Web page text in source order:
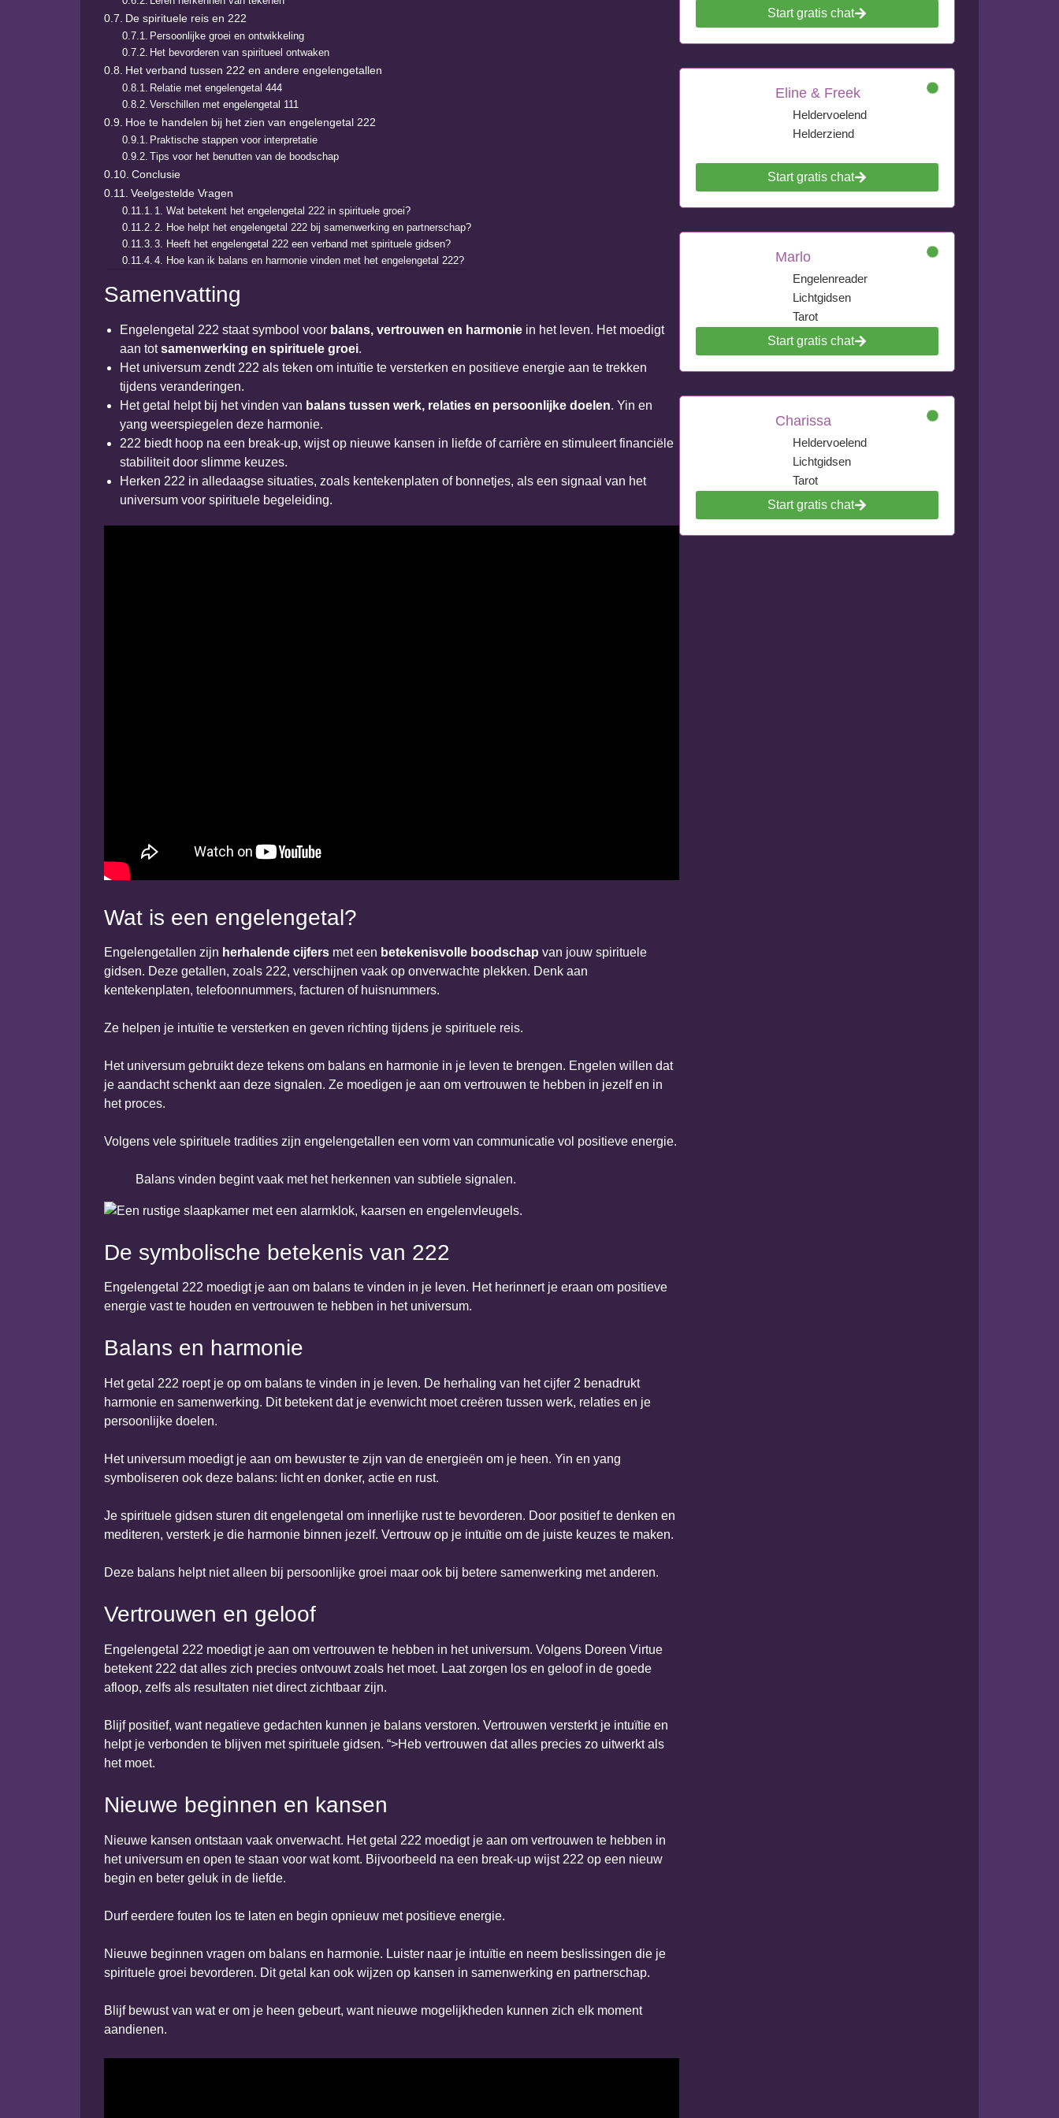
De spirituele reis en 222
Persoonlijke groei en ontwikkeling
Het bevorderen van spiritueel ontwaken
Het verband tussen 222 en andere engelengetallen
Relatie met engelengetal 444
Verschillen met engelengetal 111
Hoe te handelen bij het zien van engelengetal 222
Praktische stappen voor interpretatie
Tips voor het benutten van de boodschap
Conclusie
Veelgestelde Vragen
1. Wat betekent het engelengetal 222 in spirituele groei?
2. Hoe helpt het engelengetal 222 bij samenwerking en partnerschap?
3. Heeft het engelengetal 222 een verband met spirituele gidsen?
4. Hoe kan ik balans en harmonie vinden met het engelengetal 222?
Samenvatting
Engelengetal 222 staat symbool voor balans, vertrouwen en harmonie in het leven. Het moedigt
aan totsamenwerking en spirituele groei.
Het universum zendt 222 als teken om intuïtie te versterken en positieve energie aan te trekken
tijdens veranderingen.
Het getal helpt bij het vinden van balans tussen werk, relaties en persoonlijke doelen. Yin en
yang weerspiegelen deze harmonie.
222 biedt hoop na een break-up, wijst op nieuwe kansen in liefde of carrière en stimuleert financiële
stabiliteit door slimme keuzes.
Herken 222 in alledaagse situaties, zoals kentekenplaten of bonnetjes, als een signaal van het
universum voor spirituele begeleiding.
Wat is een engelengetal?
Engelengetallen zijn herhalende cijfers met een betekenisvolle boodschap van jouw spirituele
gidsen. Deze getallen, zoals 222, verschijnen vaak op onverwachte plekken. Denk aan
kentekenplaten, telefoonnummers, facturen of huisnummers.
Ze helpen je intuïtie te versterken en geven richting tijdens je spirituele reis.
Het universum gebruikt deze tekens om balans en harmonie in je leven te brengen. Engelen willen dat
je aandacht schenkt aan deze signalen. Ze moedigen je aan om vertrouwen te hebben in jezelf en in
het proces.
Volgens vele spirituele tradities zijn engelengetallen een vorm van communicatie vol positieve energie.
Balans vinden begint vaak met het herkennen van subtiele signalen.
De symbolische betekenis van 222
Engelengetal 222 moedigt je aan om balans te vinden in je leven. Het herinnert je eraan om positieve
energie vast te houden en vertrouwen te hebben in het universum.
Balans en harmonie
Het getal 222 roept je op om balans te vinden in je leven. De herhaling van het cijfer 2 benadrukt
harmonie en samenwerking. Dit betekent dat je evenwicht moet creëren tussen werk, relaties en je
persoonlijke doelen.
Het universum moedigt je aan om bewuster te zijn van de energieën om je heen. Yin en yang
symboliseren ook deze balans: licht en donker, actie en rust.
Je spirituele gidsen sturen dit engelengetal om innerlijke rust te bevorderen. Door positief te denken en
mediteren, versterk je die harmonie binnen jezelf. Vertrouw op je intuïtie om de juiste keuzes te maken.
Deze balans helpt niet alleen bij persoonlijke groei maar ook bij betere samenwerking met anderen.
Vertrouwen en geloof
Engelengetal 222 moedigt je aan om vertrouwen te hebben in het universum. Volgens Doreen Virtue
betekent 222 dat alles zich precies ontvouwt zoals het moet. Laat zorgen los en geloof in de goede
afloop, zelfs als resultaten niet direct zichtbaar zijn.
Blijf positief, want negatieve gedachten kunnen je balans verstoren. Vertrouwen versterkt je intuïtie en
helpt je verbonden te blijven met spirituele gidsen. “>Heb vertrouwen dat alles precies zo uitwerkt als
het moet.
Nieuwe beginnen en kansen
Nieuwe kansen ontstaan vaak onverwacht. Het getal 222 moedigt je aan om vertrouwen te hebben in
het universum en open te staan voor wat komt. Bijvoorbeeld na een break-up wijst 222 op een nieuw
begin en beter geluk in de liefde.
Durf eerdere fouten los te laten en begin opnieuw met positieve energie.
Nieuwe beginnen vragen om balans en harmonie. Luister naar je intuïtie en neem beslissingen die je
spirituele groei bevorderen. Dit getal kan ook wijzen op kansen in samenwerking en partnerschap.
Blijf bewust van wat er om je heen gebeurt, want nieuwe mogelijkheden kunnen zich elk moment
aandienen.
Start gratis chat
Eline & Freek
Heldervoelend
Helderziend
Start gratis chat
Marlo
Engelenreader
Lichtgidsen
Tarot
Start gratis chat
Charissa
Heldervoelend
Lichtgidsen
Tarot
Start gratis chat